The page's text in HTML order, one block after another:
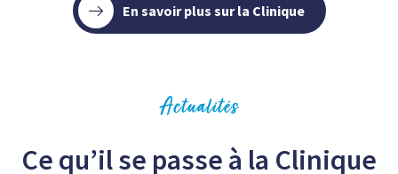
En savoir plus sur la Clinique
Actualités
Ce qu’il se passe à la Clinique